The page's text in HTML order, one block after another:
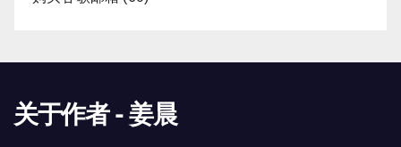
关于作者 - 姜晨